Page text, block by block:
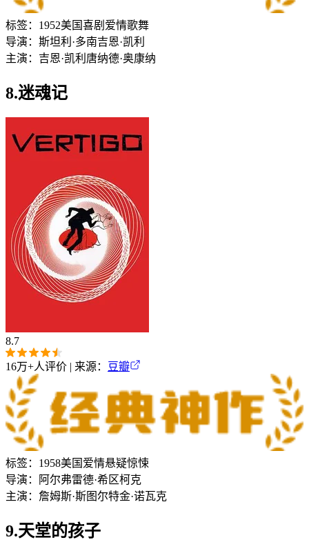
标签： 1952美国喜剧 爱情歌舞
导演： 斯坦利·多南吉恩·凯利
主演： 吉恩·凯利 唐纳德·奥康纳
8.迷魂记
8.7
16万+人评价 | 来源： 豆瓣
标签： 1958美国 爱情悬疑惊悚
导演：
阿尔弗雷德·希区柯克
主演： 詹姆斯·斯图尔特金·诺瓦克
9.天堂的孩子